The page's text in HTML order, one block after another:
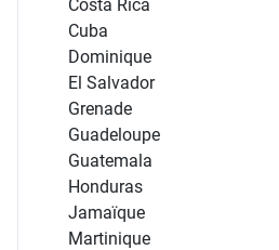
Costa Rica
Cuba
Dominique
El Salvador
Grenade
Guadeloupe
Guatemala
Honduras
Jamaïque
Martinique